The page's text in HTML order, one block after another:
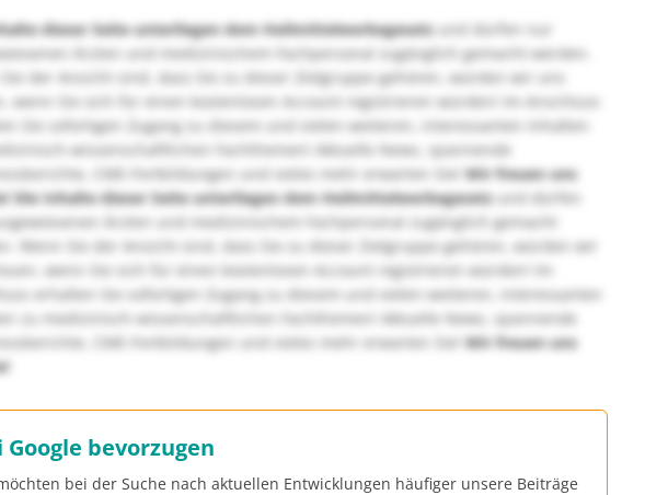
dieser Seite unterliegen dem Heilmittelwerbegesetzund dürfen nur
Ärzten und medizinischem Fachpersonal zugänglich gemacht werden.
Sie der Ansicht sind, dass Sie zu dieser Zielgruppe gehören, würden wir uns
wenn Sie sich für einen kostenlosen Account registrieren würden! Im Anschluss
Sie sofortigen Zugang zu diesem und vielen weiteren, interessanten Inhalten
wissenschaftlichen Fachthemen! Aktuelle News, spannende
CME-Fortbildungen und vieles mehr erwarten Sie!Wir freuen uns
Die Inhalte dieser Seite unterliegen dem Heilmittelwerbegesetzund dürfen
Ärzten und medizinischem Fachpersonal zugänglich gemacht
Wenn Sie der Ansicht sind, dass Sie zu dieser Zielgruppe gehören, würden wir
wenn Sie sich für einen kostenlosen Account registrieren würden! Im
erhalten Sie sofortigen Zugang zu diesem und vielen weiteren, interessanten
zu medizinisch-wissenschaftlichen Fachthemen! Aktuelle News, spannende
CME-Fortbildungen und vieles mehr erwarten Sie! Wir freuen uns
Google bevorzugen
bei der Suche nach aktuellen Entwicklungen häufiger unsere Beiträge